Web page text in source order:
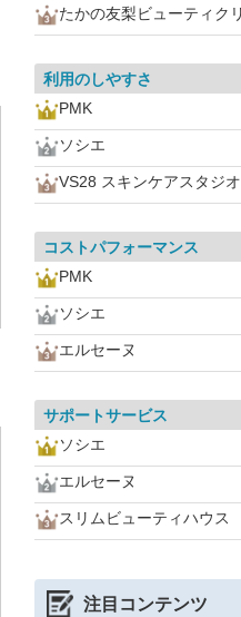
たかの友梨ビューティク
利用のしやすさ
PMK
ソシエ
VS28 スキンケアスタジ
コストパフォーマンス
PMK
ソシエ
エルセーヌ
サポートサービス
ソシエ
エルセーヌ
スリムビューティハウス
注目コンテンツ